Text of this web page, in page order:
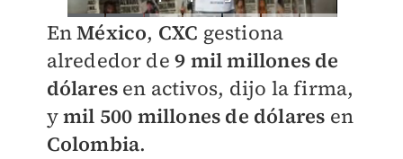
EnMéxico, CXC gestiona
alrededor de9 mil millones de
dólaresen activos, dijo la firma,
ymil 500 millones de dólares en
Colombia.